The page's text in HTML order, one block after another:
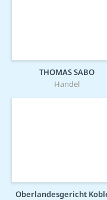
THOMAS SABO
Handel
Oberlandesgericht